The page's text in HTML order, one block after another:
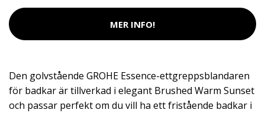
MER INFO!
Den golvstående GROHE Essence-ettgreppsblandaren
för badkar är tillverkad i elegant Brushed Warm Sunset
och passar perfekt om du vill ha ett fristående badkar i